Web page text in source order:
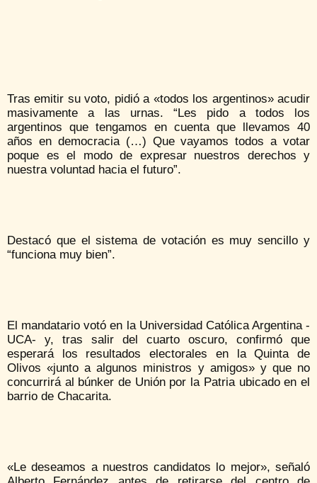
Tras emitir su voto, pidió a «todos los argentinos» acudir
masivamente a las urnas. “Les pido a todos los
argentinos que tengamos en cuenta que llevamos 40
años en democracia (…) Que vayamos todos a votar
poque es el modo de expresar nuestros derechos y
nuestra voluntad hacia el futuro”.
Destacó que el sistema de votación es muy sencillo y
“funciona muy bien”.
El mandatario votó en la Universidad Católica Argentina -
UCA- y, tras salir del cuarto oscuro, confirmó que
esperará los resultados electorales en la Quinta de
Olivos «junto a algunos ministros y amigos» y que no
concurrirá al búnker de Unión por la Patria ubicado en el
barrio de Chacarita.
«Le deseamos a nuestros candidatos lo mejor», señaló